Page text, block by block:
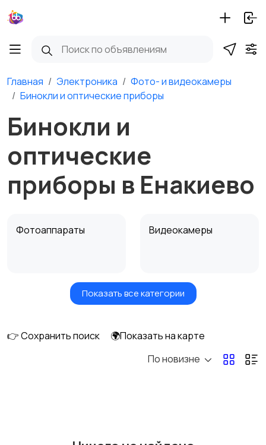
Главная Электроника
Фото- и видеокамеры
Бинокли и оптические приборы
Бинокли и
оптические
приборы в Енакиево
Фотоаппараты Видеокамеры
Видеонаблюдение Объективы
Аксессуары
Показать все категории
👉 Сохранить поиск
🌍Показать на карте
По новизне